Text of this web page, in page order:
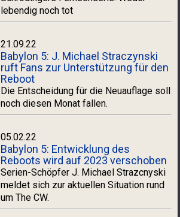
lebendig noch tot
21.09.22
Babylon 5: J. Michael Straczynski
ruft Fans zur Unterstützung für den
Reboot
Die Entscheidung für die Neuauflage soll
noch diesen Monat fallen.
05.02.22
Babylon 5: Entwicklung des
Reboots wird auf 2023 verschoben
Serien-Schöpfer J. Michael Strazcnyski
meldet sich zur aktuellen Situation rund
um The CW.